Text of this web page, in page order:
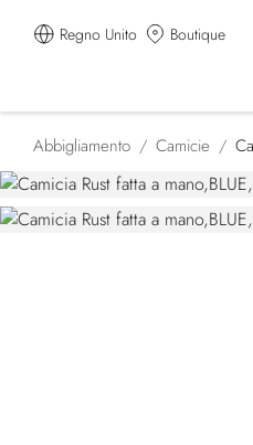
Regno Unito Boutique
Abbigliamento Camicie